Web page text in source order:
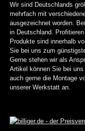
Wir sind Deutschlands
mehrfach mit
ausgezeichnet worden.
in Deutschland.
Produkte sind innerhalb
Sie bei uns zum
Gerne stehen wir als
Artikel können Sie bei
auch gerne die Montage
unserer Werkstatt an.